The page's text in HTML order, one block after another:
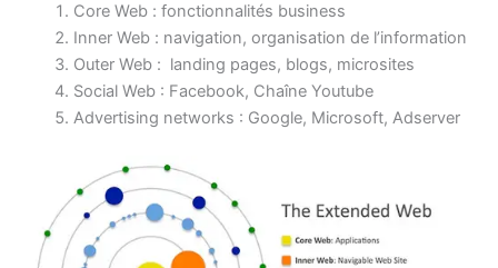
Core Web : fonctionnalités business
Inner Web : navigation, organisation de l’information
Outer Web : landing pages, blogs, microsites
Social Web : Facebook, Chaîne Youtube
Advertising networks : Google, Microsoft, Adserver